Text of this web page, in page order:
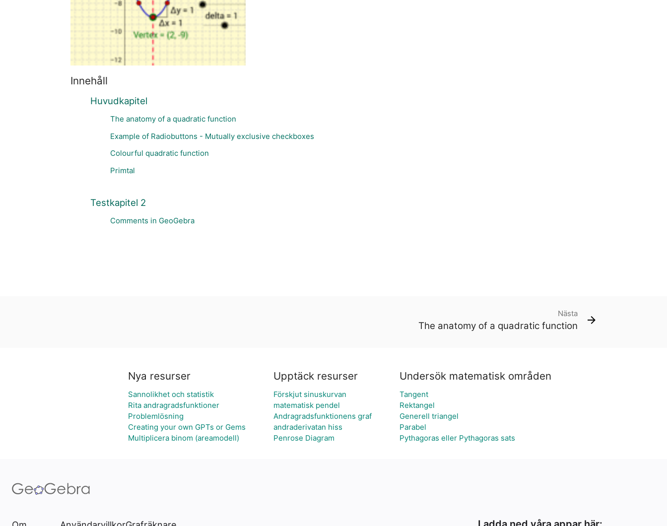
Innehåll
Huvudkapitel
The anatomy of a quadratic function
Example of Radiobuttons - Mutually exclusive checkboxes
Colourful quadratic function
Primtal
Testkapitel 2
Comments in GeoGebra
Nästa
The anatomy of a quadratic function
Nya resurser
Sannolikhet och statistik
Rita andragradsfunktioner
Problemlösning
Creating your own GPTs or Gems
Multiplicera binom (areamodell)
Upptäck resurser
Förskjut sinuskurvan
matematisk pendel
Andragradsfunktionens graf
andraderivatan hiss
Penrose Diagram
Undersök matematisk områden
Tangent
Rektangel
Generell triangel
Parabel
Pythagoras eller Pythagoras sats